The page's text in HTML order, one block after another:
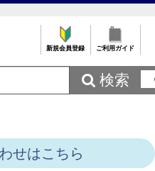
新規会員登録 ご利用ガイド
 検索
せはこちら